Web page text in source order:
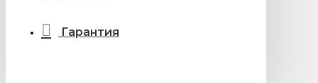
Гарантия